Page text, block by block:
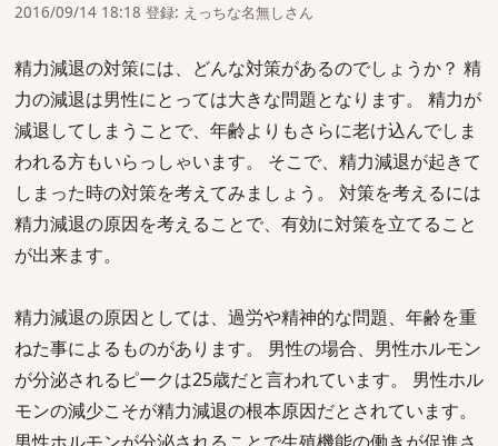
2016/09/14 18:18 登録: えっちな名無しさん
精力減退の対策には、どんな対策があるのでしょうか？ 精
力の減退は男性にとっては大きな問題となります。 精力が
減退してしまうことで、年齢よりもさらに老け込んでしま
われる方もいらっしゃいます。 そこで、精力減退が起きて
しまった時の対策を考えてみましょう。 対策を考えるには
精力減退の原因を考えることで、有効に対策を立てること
が出来ます。
精力減退の原因としては、過労や精神的な問題、年齢を重
ねた事によるものがあります。 男性の場合、男性ホルモン
が分泌されるピークは25歳だと言われています。 男性ホル
モンの減少こそが精力減退の根本原因だとされています。